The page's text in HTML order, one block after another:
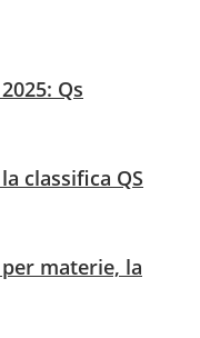
Qs
classifica QS
materie, la